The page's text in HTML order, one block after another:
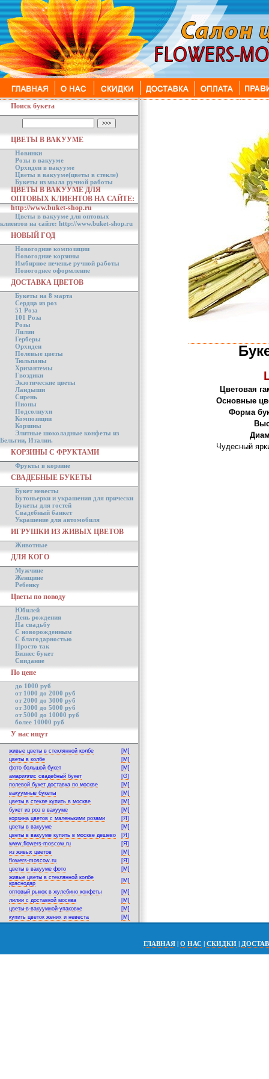
Поиск букета
ЦВЕТЫ В ВАКУУМЕ
Новинки
Розы в вакууме
Орхидеи в вакууме
Цветы в вакууме(цветы в стекле)
Букеты из мыла ручной работы
ЦВЕТЫ В ВАКУУМЕ ДЛЯ
ОПТОВЫХ КЛИЕНТОВ НА САЙТЕ:
http://www.buket-shop.ru
Цветы в вакууме для оптовых
клиентов на сайте: http://www.buket-shop.ru
НОВЫЙ ГОД
Новогодние композиции
Новогодние корзины
Имбирное печенье ручной работы
Новогоднее оформление
ДОСТАВКА ЦВЕТОВ
Букеты на 8 марта
Сердца из роз
51 Роза
101 Роза
Розы
Лилии
Герберы
Орхидеи
Полевые цветы
Тюльпаны
Хризантемы
Гвоздики
Экзотические цветы
Ландыши
Сирень
Пионы
Подсолнухи
Композиции
Корзины
Элитные шоколадные конфеты из
Бельгии, Италии.
КОРЗИНЫ С ФРУКТАМИ
Фрукты в корзине
СВАДЕБНЫЕ БУКЕТЫ
Букет невесты
Бутоньерки и украшения для прически
Букеты для гостей
Свадебный банкет
Украшение для автомобиля
ИГРУШКИ ИЗ ЖИВЫХ ЦВЕТОВ
Животные
ДЛЯ КОГО
Мужчине
Женщине
Ребенку
Цветы по поводу
Юбилей
День рождения
На свадьбу
С новорожденным
С благодарностью
Просто так
Бизнес букет
Свидание
По цене
до 1000 руб
от 1000 до 2000 руб
от 2000 до 3000 руб
от 3000 до 5000 руб
от 5000 до 10000 руб
более 10000 руб
У нас ищут
живые цветы в стеклянной колбе
[M]
цветы в колбе
[M]
фото большой букет
[M]
амариллис свадебный букет
[G]
полевой букет доставка по москве
[M]
вакуумные букеты
[M]
цветы в стекле купить в москве
[M]
букет из роз в вакууме
[M]
корзина цветов с маленькими розами
[Я]
цветы в вакууме
[M]
цветы в вакууме купить в москве дешево
[Я]
www.flowers-moscow.ru
[Я]
из живых цветов
[M]
flowers-moscow.ru
[Я]
цветы в вакууме фото
[M]
живые цветы в стеклянной колбе
краснодар
[M]
оптовый рынок в жулебино конфеты
[M]
лилии с доставкой москва
[M]
цветы-в-вакуумной-упаковке
[M]
купить цветок жених и невеста
[M]
Цветовая
Основные
Форма
Чудесный
ГЛАВНАЯ | О НАС | СКИДКИ |